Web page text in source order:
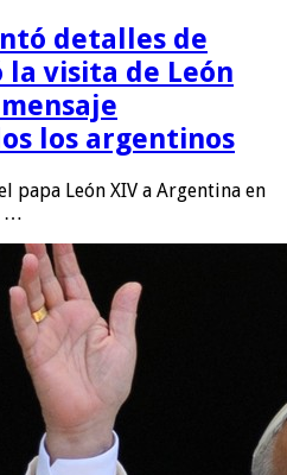
detalles de
la visita de León
los argentinos
papa León XIV a Argentina en
…